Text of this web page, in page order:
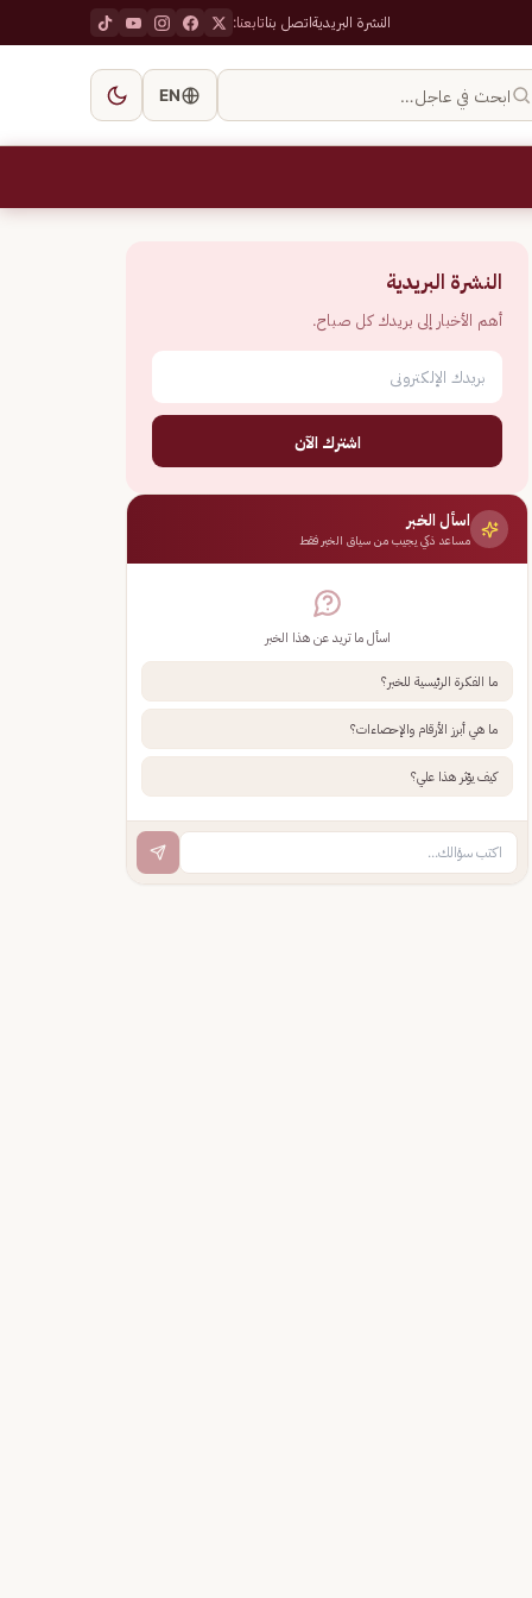
النشرة البريديةاتصل بناتابعنا:
ابحث في عاجل… EN
النشرة البريدية
أهم الأخبار إلى بريدك كل صباح.
اشترك الآن
اسأل الخبر
مساعد ذكي يجيب من سياق الخبر فقط
اسأل ما تريد عن هذا الخبر
ما الفكرة الرئيسية للخبر؟
ما هي أبرز الأرقام والإحصاءات؟
كيف يؤثر هذا علي؟